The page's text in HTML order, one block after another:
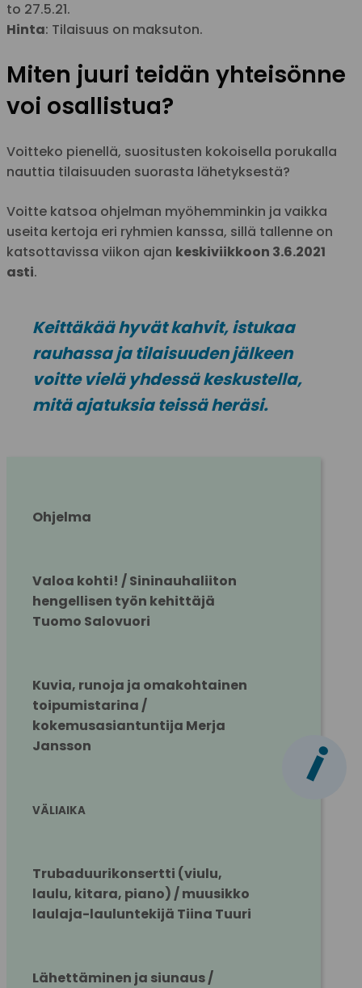
to 27.5.21.
Hinta: Tilaisuus on maksuton.
Miten juuri teidän yhteisönne
voi osallistua?
Voitteko pienellä, suositusten kokoisella porukalla
nauttia tilaisuuden suorasta lähetyksestä?
Voitte katsoa ohjelman myöhemminkin ja vaikka
useita kertoja eri ryhmien kanssa, sillä tallenne on
katsottavissa viikon ajan keskiviikkoon 3.6.2021
asti.
Keittäkää hyvät kahvit, istukaa
rauhassa ja tilaisuuden jälkeen
voitte vielä yhdessä keskustella,
mitä ajatuksia teissä heräsi.
Ohjelma
Valoa kohti! / Sininauhaliiton
hengellisen työn kehittäjä
Tuomo Salovuori
Kuvia, runoja ja omakohtainen
toipumistarina /
kokemusasiantuntija Merja
Jansson
VÄLIAIKA
Trubaduurikonsertti (viulu,
laulu, kitara, piano) / muusikko
laulaja-lauluntekijä Tiina Tuuri
Lähettäminen ja siunaus /
i